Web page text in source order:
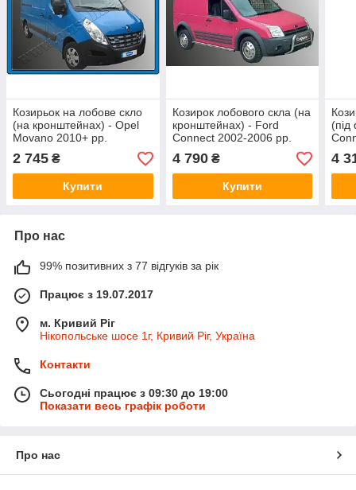
Козирьок на лобове скло
(на кронштейнах) - Opel
Movano 2010+ рр.
2 745 ₴
Купити
Козирок лобового скла (на
кронштейнах) - Ford
Connect 2002-2006 рр.
4 790₴
Купити
4
Про нас
99% позитивних з 77 відгуків за рік
Працює з 19.07.2017
м. Кривий Ріг
Нікопольське шосе 1г, Кривий Ріг, Україна
Контакти
Сьогодні працює з 09:30 до 19:00
Показати весь графік роботи
Про нас